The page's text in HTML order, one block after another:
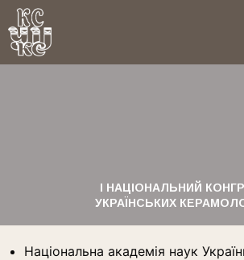
I НАЦІОНАЛЬНИЙ
УКРАЇНСЬКИХ
Національна академія наук